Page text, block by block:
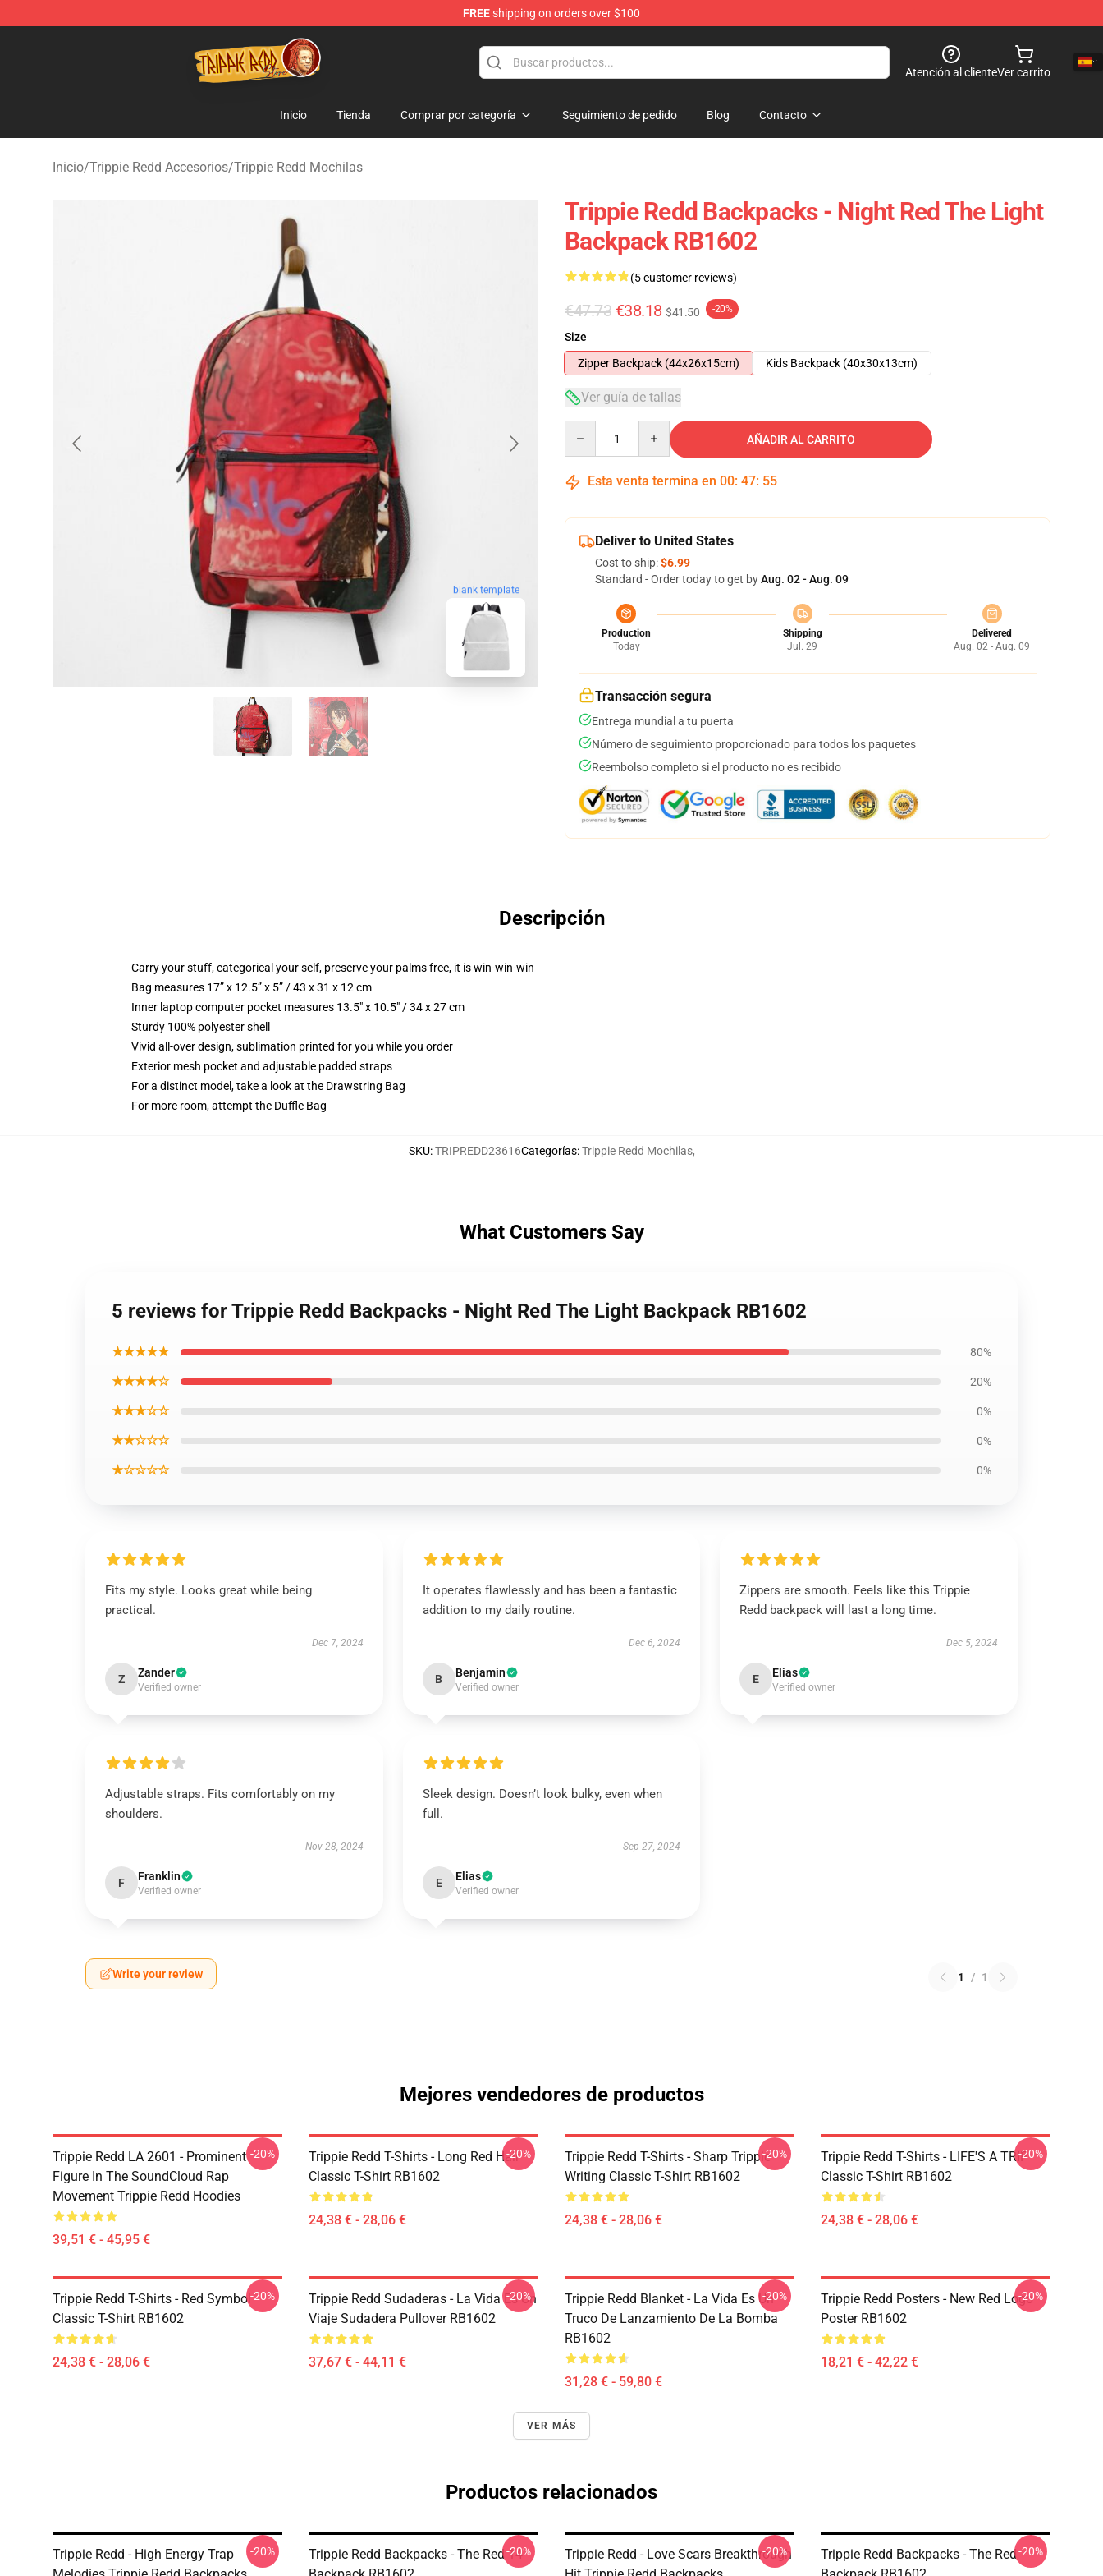
FREEshipping on orders over $100
Trippie Redd Store - Official Trippie Redd Merchandise Shop
Atención al clienteVer carrito
Inicio Tienda Comprar por categoría Seguimiento de pedido Blog Contacto
Inicio/Trippie Redd Accesorios/Trippie Redd Mochilas
blank template
Trippie Redd Backpacks - Night Red The Light
Backpack RB1602
(5 customer reviews)
€47.73 €38.18 $41.50 -20%
Size
Zipper Backpack (44x26x15cm)
Kids Backpack (40x30x13cm)
Ver guía de tallas
AÑADIR AL CARRITO
Esta venta termina en 00: 47: 54
Deliver to United States
Cost to ship:$6.99
Standard - Order today to get byAug. 02 - Aug. 09
Production
Today
Shipping
Jul. 29
Delivered
Aug. 02 - Aug. 09
Transacción segura
Entrega mundial a tu puerta
Número de seguimiento proporcionado para todos los paquetes
Reembolso completo si el producto no es recibido
Descripción
Carry your stuff, categorical your self, preserve your palms free, it is win-win-win
Bag measures 17” x 12.5” x 5” / 43 x 31 x 12 cm
Inner laptop computer pocket measures 13.5" x 10.5" / 34 x 27 cm
Sturdy 100% polyester shell
Vivid all-over design, sublimation printed for you while you order
Exterior mesh pocket and adjustable padded straps
For a distinct model, take a look at the Drawstring Bag
For more room, attempt the Duffle Bag
SKU:TRIPREDD23616Categorías:Trippie Redd Mochilas,
What Customers Say
5 reviews for Trippie Redd Backpacks - Night Red The Light Backpack RB1602
★★★★★ 80%
★★★★☆ 20%
★★★☆☆ 0%
★★☆☆☆ 0%
★☆☆☆☆ 0%
Fits my style. Looks great while being
practical.
Dec 7, 2024
Z Zander
Verified owner
It operates flawlessly and has been a fantastic
addition to my daily routine.
Dec 6, 2024
B Benjamin
Verified owner
Zippers are smooth. Feels like this Trippie
Redd backpack will last a long time.
Dec 5, 2024
E Elias
Verified owner
Adjustable straps. Fits comfortably on my
shoulders.
Nov 28, 2024
F Franklin
Verified owner
Sleek design. Doesn’t look bulky, even when
full.
Sep 27, 2024
E Elias
Verified owner
Write your review 1 / 1
Mejores vendedores de productos
Trippie Redd LA 2601 - Prominent
Figure In The SoundCloud Rap
Movement Trippie Redd Hoodies
39,51 € - 45,95 €
-20%
Trippie Redd T-Shirts - Long Red Hair
Classic T-Shirt RB1602
24,38 € - 28,06 €
-20%
Trippie Redd T-Shirts - Sharp Trippie
Writing Classic T-Shirt RB1602
24,38 € - 28,06 €
-20%
Trippie Redd T-Shirts - LIFE'S A TRIP
Classic T-Shirt RB1602
24,38 € - 28,06 €
-20%
Trippie Redd T-Shirts - Red Symbol
Classic T-Shirt RB1602
24,38 € - 28,06 €
-20%
Trippie Redd Sudaderas - La Vida Es Un
Viaje Sudadera Pullover RB1602
37,67 € - 44,11 €
-20%
Trippie Redd Blanket - La Vida Es Un
Truco De Lanzamiento De La Bomba
RB1602
31,28 € - 59,80 €
-20%
Trippie Redd Posters - New Red Logo
Poster RB1602
18,21 € - 42,22 €
-20%
VER MÁS
Productos relacionados
Trippie Redd - High Energy Trap
-20%
Trippie Redd Backpacks - The Red 14
-20%
Trippie Redd - Love Scars Breakthrough
-20%
Trippie Redd Backpacks - The Red-20%